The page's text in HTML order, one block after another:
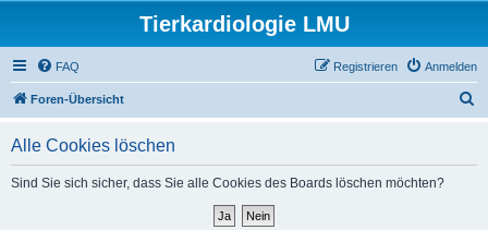
Tierkardiologie LMU
FAQ Anmelden
Registrieren
Foren-Übersicht
Alle Cookies löschen
Sind Sie sich sicher, dass Sie alle Cookies des Boards löschen möchten?